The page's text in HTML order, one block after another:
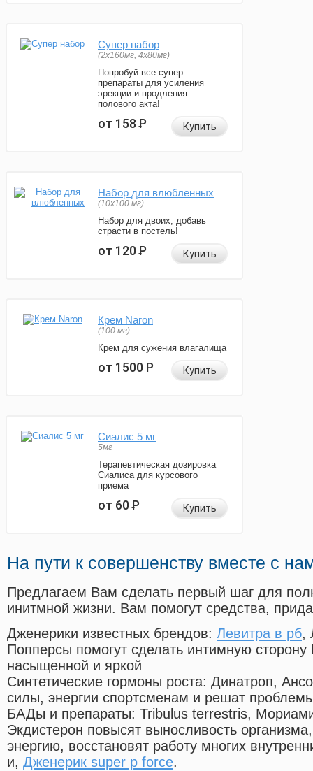
Супер набор
(2х160мг, 4х80мг)
Попробуй все супер
препараты для усиления
эрекции и продления
полового акта!
от 158Р Купить
Набор для влюбленных
(10х100 мг)
Набор для двоих, добавь
страсти в постель!
от 120Р Купить
Крем Naron
(100 мг)
Крем для сужения влагалища
от 1500Р Купить
Сиалис 5 мг
5мг
Терапевтическая дозировка
Сиалиса для курсового
приема
от 60Р Купить
На пути к совершенству вместе с
Предлагаем Вам сделать первый шаг для
инитмной жизни. Вам помогут средства,
Дженерики известных брендов: Левитра в рб,
Попперсы помогут сделать интимную
насыщенной и яркой
Синтетические гормоны роста: Динатроп,
силы, энергии спортсменам и решат
БАДы и препараты: Tribulus terrestris,
Экдистерон повысят выносливость
энергию, восстановят работу многих
и, Дженерик super p force.